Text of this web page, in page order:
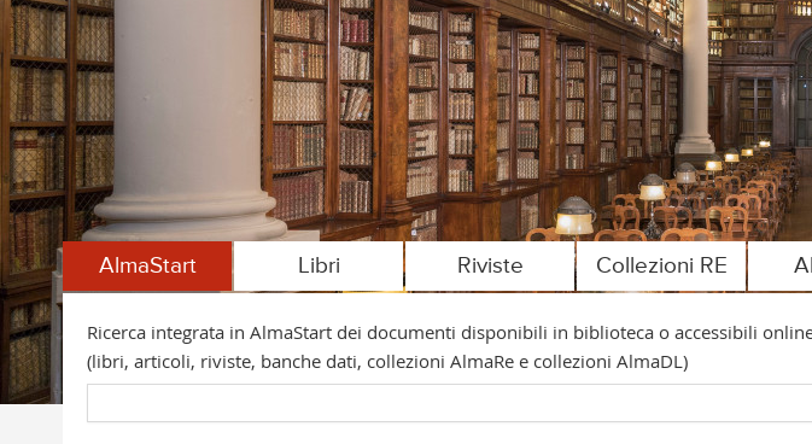
AlmaStart Libri Riviste Collezioni RE
Ricerca integrata in AlmaStart dei documenti disponibili in biblioteca o accessibili
(libri, articoli, riviste, banche dati, collezioni AlmaRe e collezioni AlmaDL)